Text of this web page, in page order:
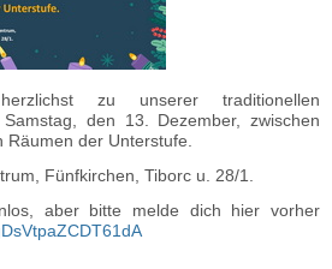
zu unserer traditionellen
Samstag, den 13. Dezember, zwischen
der Unterstufe.
Fünfkirchen, Tiborc u. 28/1.
aber bitte melde dich hier vorher